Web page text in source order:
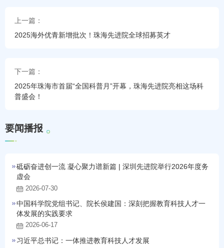
上一篇：
2025海外优青新增批次！珠海先进院全球招募英才
下一篇：
2025年珠海市首届“全国科普月”开幕，珠海先进院亮相这场科
普盛会！
要闻播报
砥砺奋进创一流 凝心聚力谱新篇 | 深圳先进院举行2026年度务
虚会
2026-07-30
中国科学院党组书记、院长侯建国：深刻把握教育科技人才一
体发展的实践要求
2026-06-17
习近平总书记：一体推进教育科技人才发展